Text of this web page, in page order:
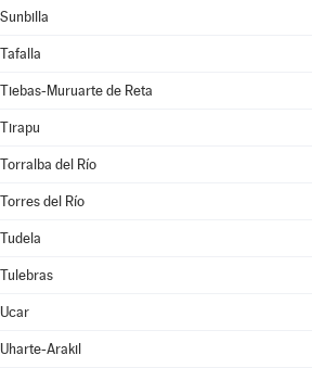
Sunbilla
Tafalla
Tiebas-Muruarte de Reta
Tirapu
Torralba del Río
Torres del Río
Tudela
Tulebras
Ucar
Uharte-Arakil